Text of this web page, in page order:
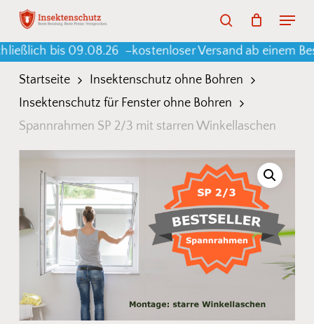
Skip
main
content
Menu
Cart
bis 09.08.26 –kostenloser Versand ab einem
Startseite
Insektenschutz ohne Bohren
Insektenschutz für Fenster ohne Bohren
Spannrahmen SP 2/3 mit starren Winkellaschen